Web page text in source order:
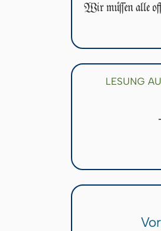
Wir müſſen alle
LESUNG